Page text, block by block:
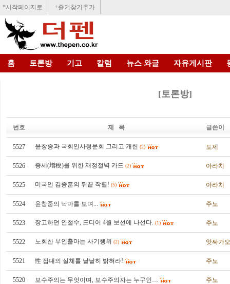
*시작페이지로 +즐겨찾기추가
홈 토론방 기고 칼럼 뉴스 와글 자유게시판
[토론방]
번호 제 목 글쓴이
5527 윤창중과 국회인사청문회 그리고 개헌 (2) 도제
5526 증세(增稅)를 위한 재정절벽 카드 (2) 아라치
5525 미국인 김종훈의 뒤끝 작렬! (5) 아라치
5524 윤창중의 낙마를 보며... 주노
5523 장고하던 안철수, 드디어 4월 보선에 나선다. (1) 주노
5522 노회찬 부인출마는 사기행위 (2) 앗싸가
5521 性 접대의 실체를 낱낱히 밝혀라! 주노
5520 보수주의는 무엇이며, 보수주의자는 누구인… 주노